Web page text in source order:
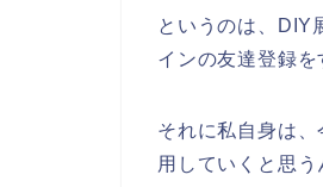
というのは、DIY
インの友達登録を
それに私自身は
用していくと思う